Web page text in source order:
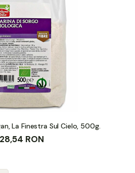
La Finestra Sul Cielo, 500g.
28,54 RON